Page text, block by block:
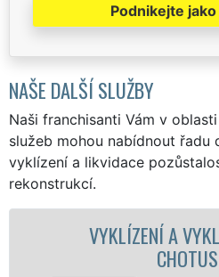
Podnikejte
NAŠE DALŠÍ SLUŽBY
Naši franchisanti Vám v
služeb mohou nabídnout řadu
vyklízení a likvidace
rekonstrukcí.
VYKLÍZECÍ PRÁCE